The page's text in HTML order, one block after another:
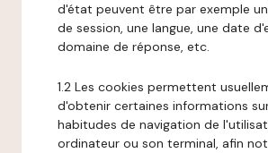
d'état peuvent être par exemple
de session, une langue, une date
domaine de réponse, etc.
1.2 Les cookies permettent
d'obtenir certaines informations
habitudes de navigation de
ordinateur ou son terminal, afin